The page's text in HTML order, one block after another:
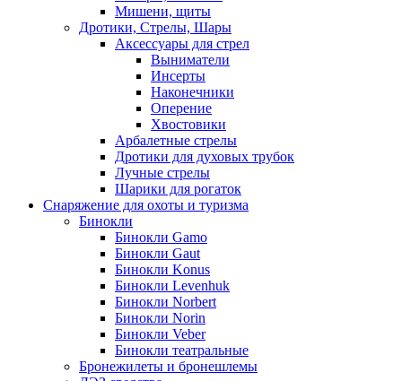
Мишени, щиты
Дротики, Стрелы, Шары
Аксессуары для стрел
Выниматели
Инсерты
Наконечники
Оперение
Хвостовики
Арбалетные стрелы
Дротики для духовых трубок
Лучные стрелы
Шарики для рогаток
Снаряжение для охоты и туризма
Бинокли
Бинокли Gamo
Бинокли Gaut
Бинокли Konus
Бинокли Levenhuk
Бинокли Norbert
Бинокли Norin
Бинокли Veber
Бинокли театральные
Бронежилеты и бронешлемы